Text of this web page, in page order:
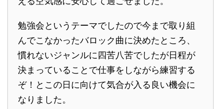
勉強会というテーマでしたので今まで取り組
んでこなかったバロック曲に決めたところ、
慣れないジャンルに四苦八苦でしたが日程が
決まっていることで仕事をしながら練習する
ぞ！とこの日に向けて気合が入る良い機会に
なりました。